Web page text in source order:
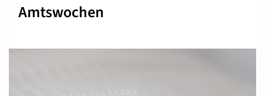
Amtswochen